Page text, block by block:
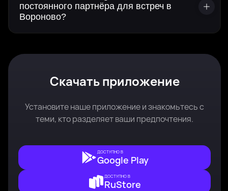
постоянного партнёра для встреч в
Вороново?
Скачать приложение
Установите наше приложение и знакомьтесь с
теми, кто разделяет ваши предпочтения.
ДОСТУПНО В
Google Play
ДОСТУПНО В
RuStore